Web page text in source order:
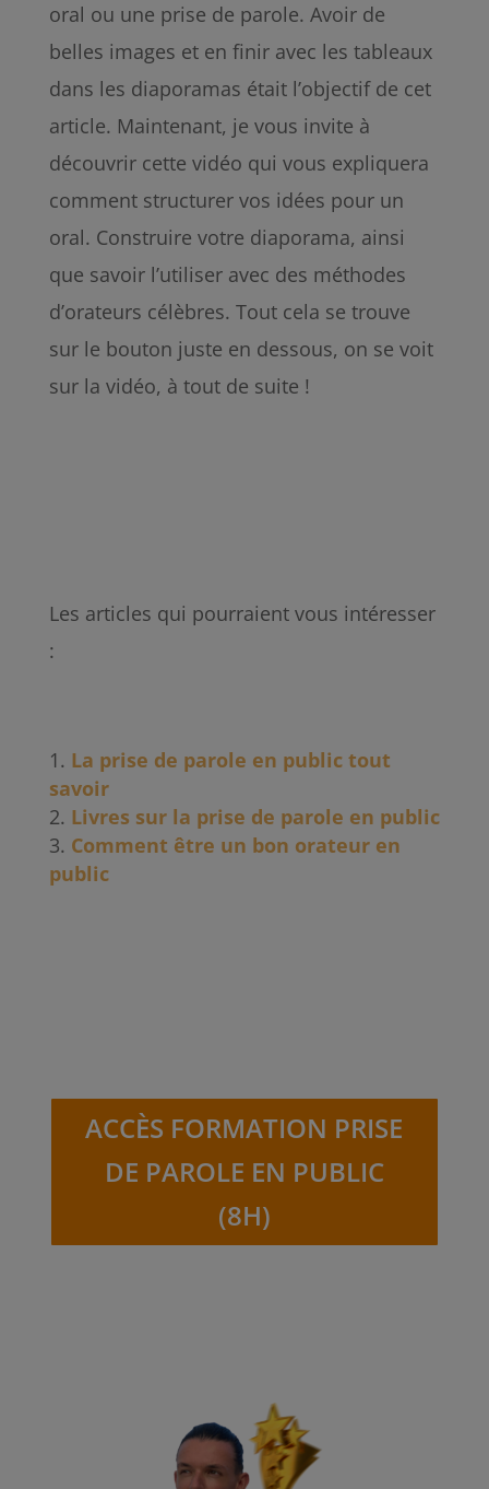
oral ou une prise de parole. Avoir de
belles images et en finir avec les tableaux
dans les diaporamas était l’objectif de cet
article. Maintenant, je vous invite à
découvrir cette vidéo qui vous expliquera
comment structurer vos idées pour un
oral. Construire votre diaporama, ainsi
que savoir l’utiliser avec des méthodes
d’orateurs célèbres. Tout cela se trouve
sur le bouton juste en dessous, on se voit
sur la vidéo, à tout de suite !
Les articles qui pourraient vous intéresser
:
La prise de parole en public tout
savoir
Livres sur la prise de parole en public
Comment être un bon orateur en
public
ACCÈS FORMATION PRISE
DE PAROLE EN PUBLIC
(8H)